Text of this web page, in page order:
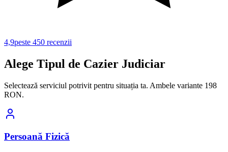
4,9peste 450 recenzii
Alege Tipul de Cazier Judiciar
Selectează serviciul potrivit pentru situația ta. Ambele variante 198
RON.
Persoană Fizică